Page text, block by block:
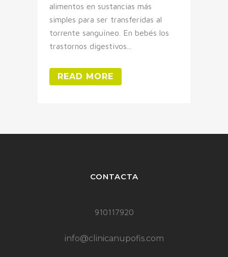
alimentos en sustancias más
simples para ser transferidas al
torrente sanguíneo. En bebés los
trastornos digestivos...
READ MORE
CONTACTA
910117920
info@clinicanupofis.com